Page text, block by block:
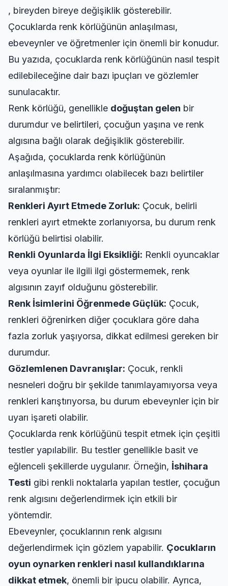
, bireyden bireye değişiklik gösterebilir.
Çocuklarda renk körlüğünün anlaşılması,
ebeveynler ve öğretmenler için önemli bir konudur.
Bu yazıda, çocuklarda renk körlüğünün nasıl tespit
edilebileceğine dair bazı ipuçları ve gözlemler
sunulacaktır.
Renk körlüğü, genellikle doğuştan gelen bir
durumdur ve belirtileri, çocuğun yaşına ve renk
algısına bağlı olarak değişiklik gösterebilir.
Aşağıda, çocuklarda renk körlüğünün
anlaşılmasına yardımcı olabilecek bazı belirtiler
sıralanmıştır:
Renkleri Ayırt Etmede Zorluk: Çocuk, belirli
renkleri ayırt etmekte zorlanıyorsa, bu durum renk
körlüğü belirtisi olabilir.
Renkli Oyunlarda İlgi Eksikliği: Renkli oyuncaklar
veya oyunlar ile ilgili ilgi göstermemek, renk
algısının zayıf olduğunu gösterebilir.
Renk İsimlerini Öğrenmede Güçlük: Çocuk,
renkleri öğrenirken diğer çocuklara göre daha
fazla zorluk yaşıyorsa, dikkat edilmesi gereken bir
durumdur.
Gözlemlenen Davranışlar: Çocuk, renkli
nesneleri doğru bir şekilde tanımlayamıyorsa veya
renkleri karıştırıyorsa, bu durum ebeveynler için bir
uyarı işareti olabilir.
Çocuklarda renk körlüğünü tespit etmek için çeşitli
testler yapılabilir. Bu testler genellikle basit ve
eğlenceli şekillerde uygulanır. Örneğin, İshihara
Testi gibi renkli noktalarla yapılan testler, çocuğun
renk algısını değerlendirmek için etkili bir
yöntemdir.
Ebeveynler, çocuklarının renk algısını
değerlendirmek için gözlem yapabilir. Çocukların
oyun oynarken renkleri nasıl kullandıklarına
dikkat etmek, önemli bir ipucu olabilir. Ayrıca,